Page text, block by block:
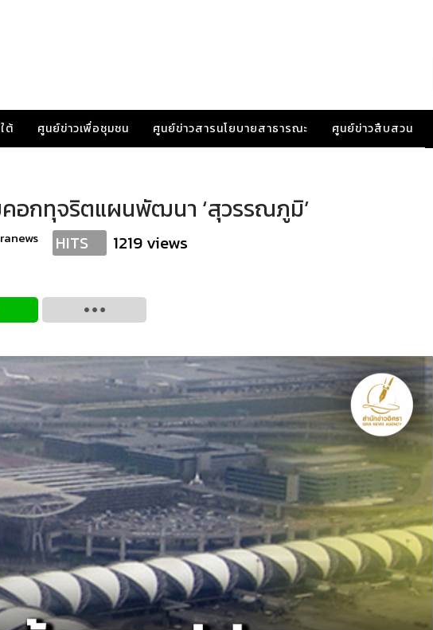
ต้ ศูนย์ข่าวเพื่อชุมชน ศูนย์ข่าวสารนโยบายสาธารณะ ศูนย์ข่าวสืบสวน
อกทุจริตแผนพัฒนา ‘สุวรรณภูมิ’
HITS 1219 views